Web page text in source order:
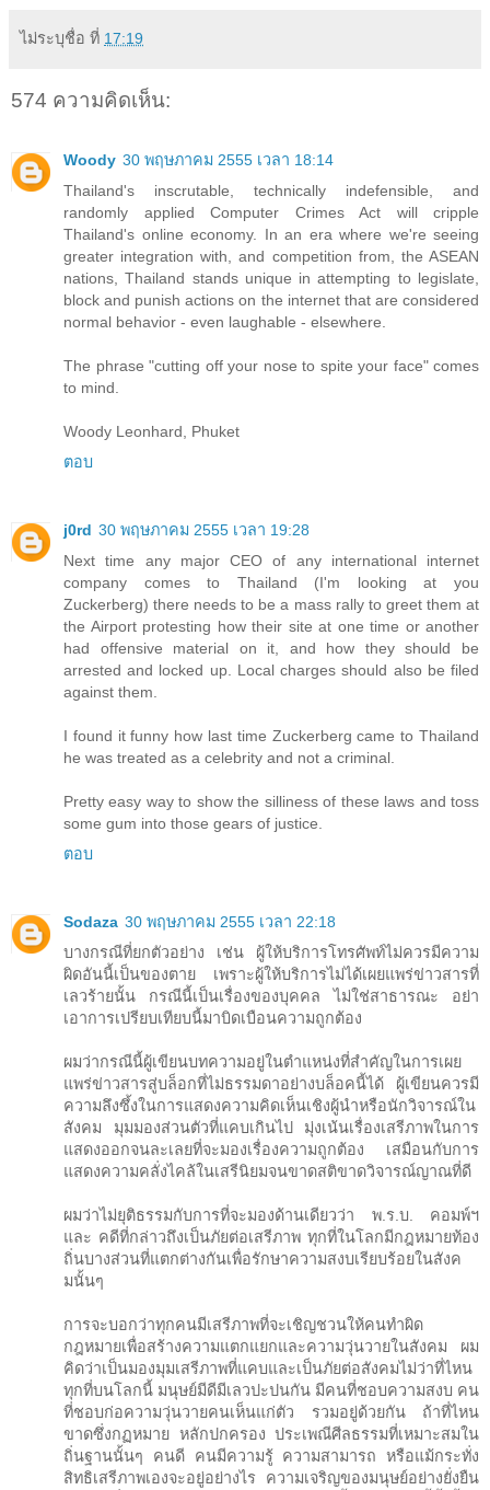
ไม่ระบุชื่อ ที่ 17:19
574 ความคิดเห็น:
Woody 30 พฤษภาคม 2555 เวลา 18:14
Thailand's inscrutable, technically indefensible, and
randomly applied Computer Crimes Act will cripple
Thailand's online economy. In an era where we're seeing
greater integration with, and competition from, the ASEAN
nations, Thailand stands unique in attempting to legislate,
block and punish actions on the internet that are considered
normal behavior - even laughable - elsewhere.
The phrase "cutting off your nose to spite your face" comes
to mind.
Woody Leonhard, Phuket
ตอบ
j0rd 30 พฤษภาคม 2555 เวลา 19:28
Next time any major CEO of any international internet
company comes to Thailand (I'm looking at you
Zuckerberg) there needs to be a mass rally to greet them at
the Airport protesting how their site at one time or another
had offensive material on it, and how they should be
arrested and locked up. Local charges should also be filed
against them.
I found it funny how last time Zuckerberg came to Thailand
he was treated as a celebrity and not a criminal.
Pretty easy way to show the silliness of these laws and toss
some gum into those gears of justice.
ตอบ
Sodaza 30 พฤษภาคม 2555 เวลา 22:18
บางกรณีที่ยกตัวอย่าง เช่น ผู้ให้บริการโทรศัพท์ไม่ควรมีความ
ผิดอันนี้เป็นของตาย เพราะผู้ให้บริการไม่ได้เผยแพร่ข่าวสารที่
เลวร้ายนั้น กรณีนี้เป็นเรื่องของบุคคล ไม่ใช่สาธารณะ อย่า
เอาการเปรียบเทียบนี้มาบิดเบือนความถูกต้อง
ผมว่ากรณีนี้ผู้เขียนบทความอยู่ในตำแหน่งที่สำคัญในการเผย
แพร่ข่าวสารสู่บล็อกที่ไม่ธรรมดาอย่างบล็อคนี้ได้ ผู้เขียนควรมี
ความลึงซึ้งในการแสดงความคิดเห็นเชิงผู้นำหรือนักวิจารณ์ใน
สังคม มุมมองส่วนตัวที่แคบเกินไป มุ่งเน้นเรื่องเสรีภาพในการ
แสดงออกจนละเลยที่จะมองเรื่องความถูกต้อง เสมือนกับการ
แสดงความคลั่งไคล้ในเสรีนิยมจนขาดสติขาดวิจารณ์ญาณที่ดี
ผมว่าไม่ยุติธรรมกับการที่จะมองด้านเดียวว่า พ.ร.บ. คอมพ์ฯ​
และ คดีที่กล่าวถึงเป็นภัยต่อเสรีภาพ ทุกที่ในโลกมีกฎหมายท้อง
ถิ่นบางส่วนที่แตกต่างกันเพื่อรักษาความสงบเรียบร้อยในสังค
มนั้นๆ
การจะบอกว่าทุกคนมีเสรีภาพที่จะเชิญชวนให้คนทำผิด
กฎหมายเพื่อสร้างความแตกแยกและความวุ่นวายในสังคม ผม
คิดว่าเป็นมองมุมเสรีภาพที่แคบและเป็นภัยต่อสังคมไม่ว่าที่ไหน
ทุกที่บนโลกนี้ มนุษย์มีดีมีเลวปะปนกัน มีคนที่ชอบความสงบ คน
ที่ชอบก่อความวุ่นวายคนเห็นแก่ตัว รวมอยู่ด้วยกัน ถ้าที่ไหน
ขาดซึ่งกฏหมาย หลักปกครอง ประเพณีศีลธรรมที่เหมาะสมใน
ถิ่นฐานนั้นๆ คนดี คนมีความรู้ ความสามารถ หรือแม้กระทั่ง
สิทธิเสรีภาพเองจะอยู่อย่างไร ความเจริญของมนุษย์อย่างยั่งยืน